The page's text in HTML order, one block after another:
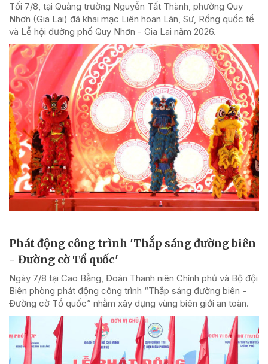
Tối 7/8, tại Quảng trường Nguyễn Tất Thành, phường Quy
Nhơn (Gia Lai) đã khai mạc Liên hoan Lân, Sư, Rồng quốc tế
và Lễ hội đường phố Quy Nhơn - Gia Lai năm 2026.
Phát động công trình 'Thắp sáng đường biên
- Đường cờ Tổ quốc'
Ngày 7/8 tại Cao Bằng, Đoàn Thanh niên Chính phủ và Bộ đội
Biên phòng phát động công trình “Thắp sáng đường biên -
Đường cờ Tổ quốc” nhằm xây dựng vùng biên giới an toàn.